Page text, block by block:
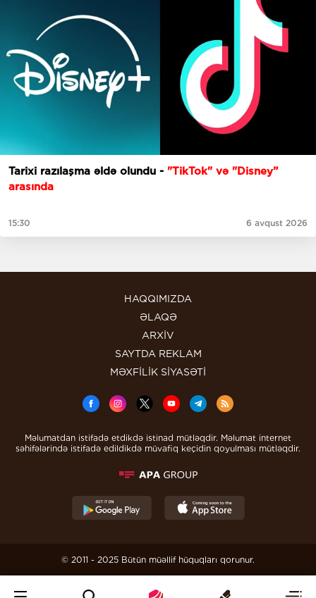
Tarixi razılaşma əldə olundu - "TikTok" və "Disney”
arasında
15:30 6 avqust 2026
HAQQIMIZDA
ƏLAQƏ
ARXİV
SAYTDA REKLAM
MƏXFİLİK SİYASƏTİ
Məlumatdan istifadə etdikdə istinad mütləqdir. Məlumat internet
səhifələrində istifadə edildikdə müvafiq keçidin qoyulması mütləqdir.
© 2011 - 2025 Bütün müəllif hüquqları qorunur.